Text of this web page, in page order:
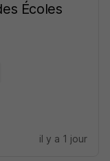
Écoles
il y a 1 jour